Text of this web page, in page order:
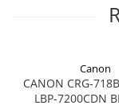
Canon
CANON CRG-
LBP-7200CDN